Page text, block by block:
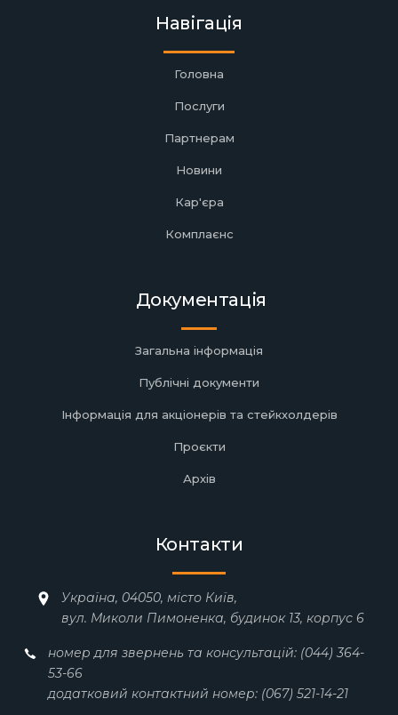
Навігація
Головна
Послуги
Партнерам
Новини
Кар'єра
Комплаєнс
Документація
Загальна інформація
Публічні документи
Інформація для акціонерів та стейкхолдерів
Проєкти
Архів
Контакти
Україна, 04050, місто Київ,
вул. Миколи Пимоненка, будинок 13, корпус 6
номер для звернень та консультацій: (044) 364-
53-66
додатковий контактний номер: (067) 521-14-21